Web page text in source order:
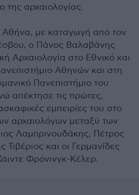
της αρχαιολογίας.
Αθήνα, με καταγωγή από τον
ο Πάνος Βαλαβάνης
Αρχαιολογία στο Εθνικό και
Αθηνών και στη
Πανεπιστήμιο του
απέκτησε τις πρώτες,
εμπειρίες του στο
αρχαιολόγων μεταξύ των
Λαμπρινουδάκης, Πέτρος
και οι Γερμανίδες
Φρόνινγκ-Κέλερ.